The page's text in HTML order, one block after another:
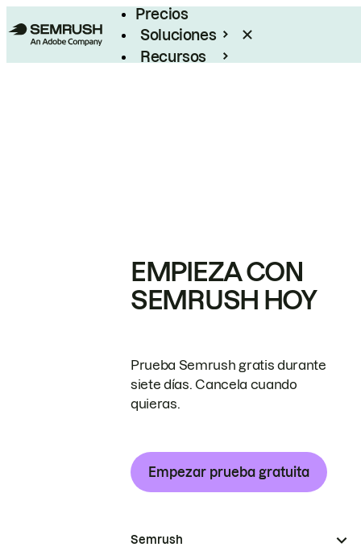
Precios
Soluciones
Recursos
EMPIEZA CON
SEMRUSH HOY
Prueba Semrush gratis durante
siete días. Cancela cuando
quieras.
Empezar prueba gratuita
Semrush